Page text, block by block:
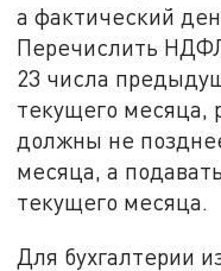
а фактический
Перечислить
23 числа
текущего месяца,
должны не
месяца, а
текущего месяца.
Для бухгалтерии